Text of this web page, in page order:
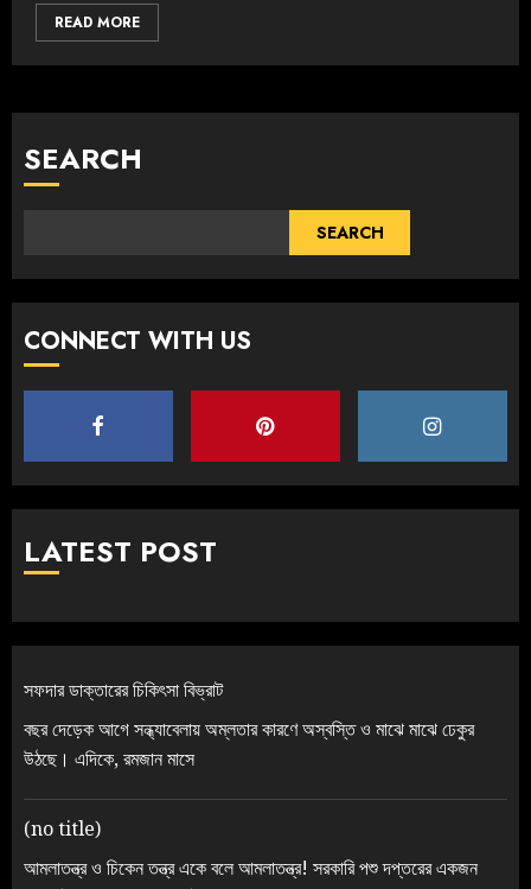
READ MORE
SEARCH
SEARCH
CONNECT WITH US
LATEST POST
সফদার ডাক্তারের চিকিৎসা বিভ্রাট
বছর দেড়েক আগে সন্ধ্যাবেলায় অম্লতার কারণে অস্বস্তি ও মাঝে মাঝে ঢেকুর
উঠছে। এদিকে, রমজান মাসে
(no title)
আমলাতন্ত্র ও চিকেন তন্ত্র একে বলে আমলাতন্ত্র! সরকারি পশু দপ্তরের একজন